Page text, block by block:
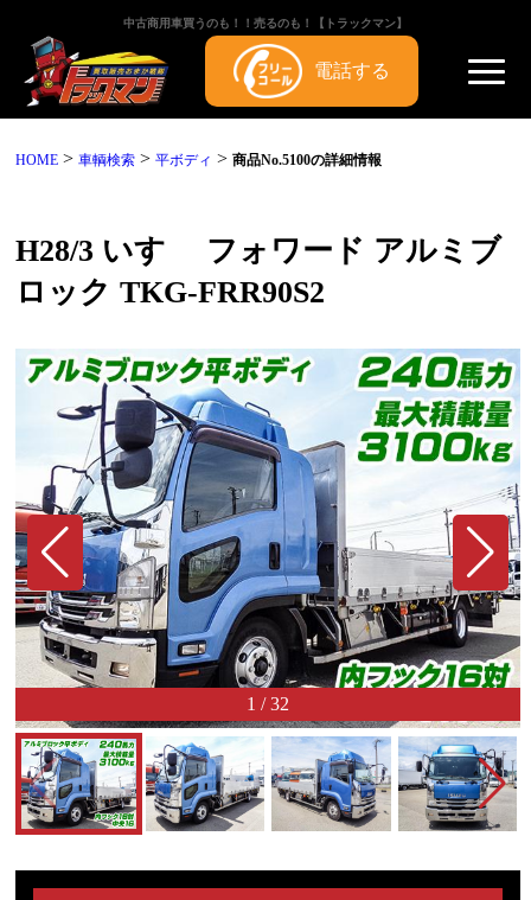
中古商用車買うのも！！売るのも！【トラックマン】
電話する
HOME >車輌検索 >平ボディ >商品No.5100の詳細情報
H28/3 いすゞ フォワード アルミブ
ロック TKG-FRR90S2
1 /32